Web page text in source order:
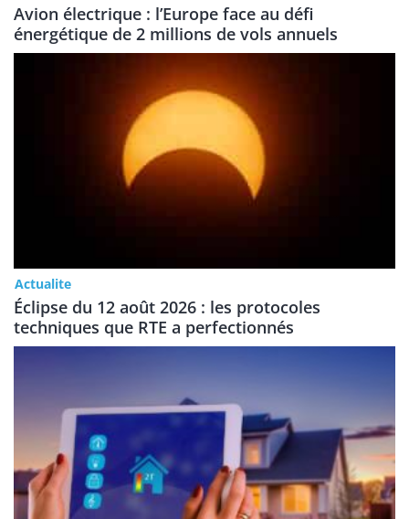
Avion électrique : l’Europe face au défi
énergétique de 2 millions de vols annuels
Actualite
Éclipse du 12 août 2026 : les protocoles
techniques que RTE a perfectionnés